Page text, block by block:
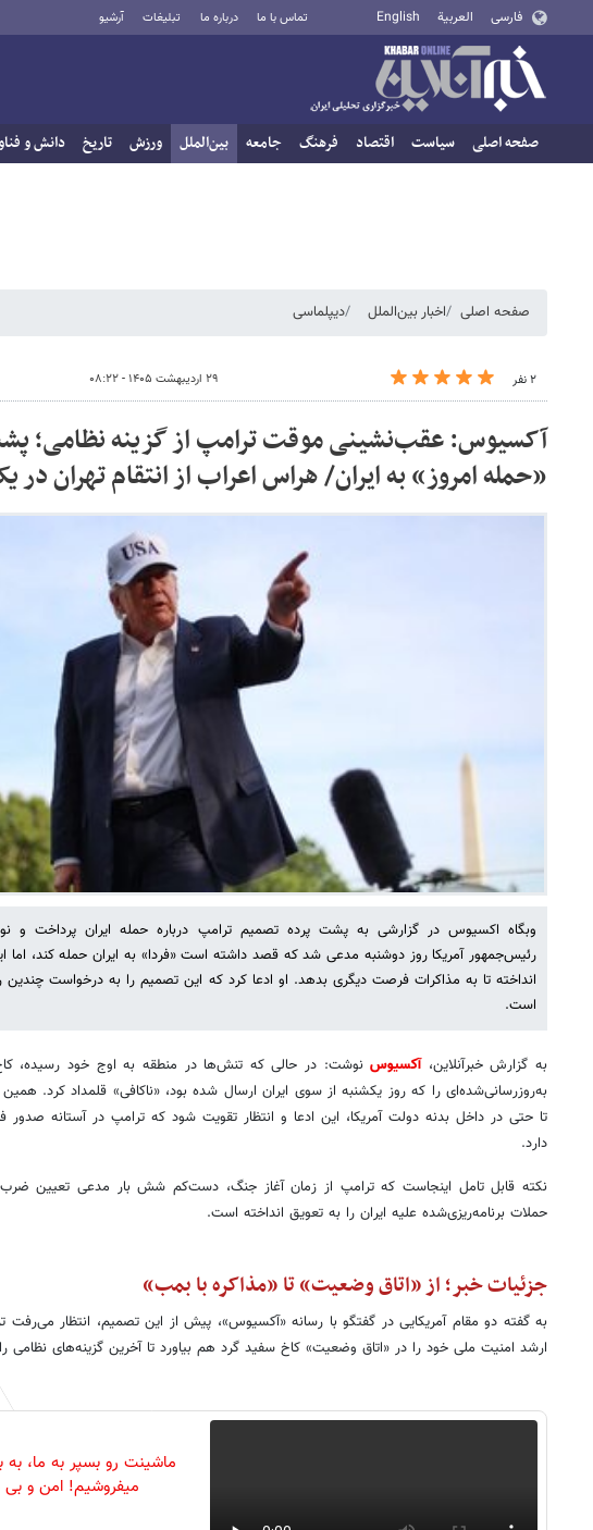
فارسی العربية English تماس با ما درباره ما تبلیغات آرشیو
صفحه اصلی سیاست اقتصاد فرهنگ جامعه بین‌الملل ورزش تاریخ دانش و
صفحه اصلی اخبار بین‌الملل دیپلماسی
۲ نفر ۲۹ اردیبهشت ۱۴۰۵ - ۰۸:۲۲
آکسیوس: عقب‌نشینی موقت ترامپ از گزینه نظامی؛
«حمله امروز» به ایران/ هراس اعراب از انتقام تهران در
وبگاه اکسیوس در گزارشی به پشت پرده تصمیم ترامپ درباره حمله ایران پرداخت و
رئیس‌جمهور آمریکا روز دوشنبه مدعی شد که قصد داشته است «فردا» به ایران حمله کند، اما
انداخته تا به مذاکرات فرصت دیگری بدهد. او ادعا کرد که این تصمیم را به درخواست چندین
است.
به گزارش خبرآنلاین، آکسیوسنوشت: در حالی که تنش‌ها در منطقه به اوج خود رسیده،
به‌روزرسانی‌شده‌ای را که روز یکشنبه از سوی ایران ارسال شده بود، «ناکافی» قلمداد کرد.
تا حتی در داخل بدنه دولت آمریکا، این ادعا و انتظار تقویت شود که ترامپ در آستانه صدور
دارد.
نکته قابل تامل اینجاست که ترامپ از زمان آغاز جنگ، دست‌کم شش بار مدعی تعیین
حملات برنامه‌ریزی‌شده علیه ایران را به تعویق انداخته است.
جزئیات خبر؛ از «اتاق وضعیت» تا «مذاکره با بمب»
به گفته دو مقام آمریکایی در گفتگو با رسانه «آکسیوس»، پیش از این تصمیم، انتظار می‌رفت
ارشد امنیت ملی خود را در «اتاق وضعیت» کاخ سفید گرد هم بیاورد تا آخرین گزینه‌های نظامی
ماشینت رو بسپر به ما،
میفروشیم! امن و